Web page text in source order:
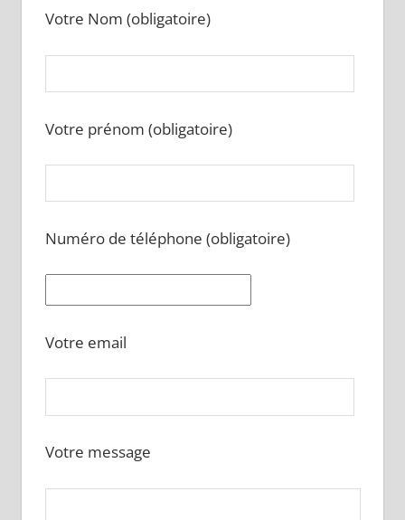
Votre Nom (obligatoire)
Votre prénom (obligatoire)
Numéro de téléphone (obligatoire)
Votre email
Votre message